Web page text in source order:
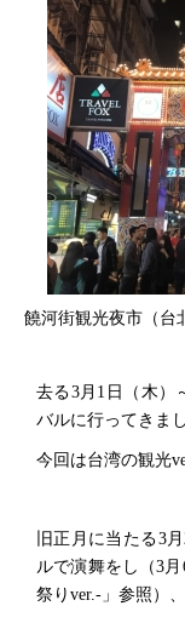
饒河街観光夜市（台
去る3月1日（木）
バルに行ってきま
今回は台湾の観光
旧正月に当たる3
ルで演舞をし（3
祭りver.-」参照）、